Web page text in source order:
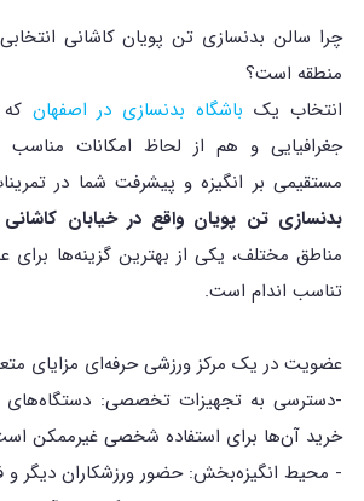
چرا سالن بدنسازی تن پویان کاشانی
منطقه است؟
انتخاب یک باشگاه بدنسازی در اصفهان
جغرافیایی و هم از لحاظ امکانات مناسب
مستقیمی بر انگیزه و پیشرفت شما در
بدنسازی تن پویان واقع در خیابان کاشانی
مناطق مختلف، یکی از بهترین گزینه‌ها برای
تناسب اندام است.
عضویت در یک مرکز ورزشی حرفه‌ای مزایای
-دسترسی به تجهیزات تخصصی: دستگاه‌های
خرید آن‌ها برای استفاده شخصی غیرممکن
- محیط انگیزه‌بخش: حضور ورزشکاران دیگر و